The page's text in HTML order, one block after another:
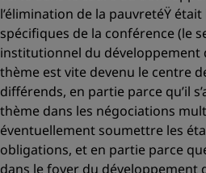
l’élimination de la pauvretéŸ était
spécifiques de la conférence (le
institutionnel du développement
thème est vite devenu le centre
différends, en partie parce qu’il
thème dans les négociations
éventuellement soumettre les
obligations, et en partie parce
dans le foyer du développement